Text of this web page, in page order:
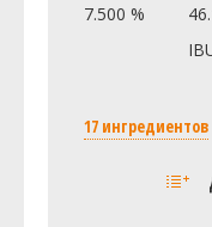
7.500 %
17 ингредиентов
Castle Malting